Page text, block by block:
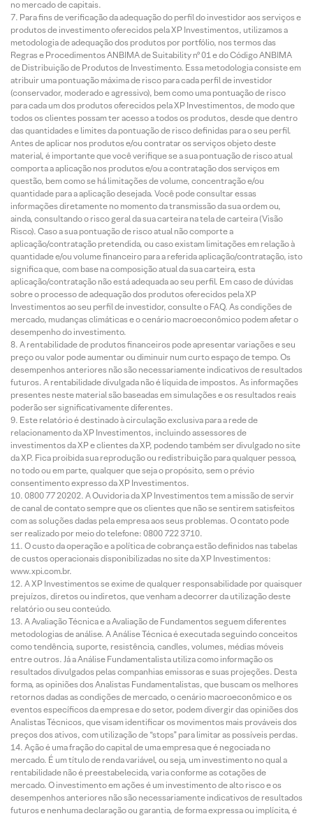
no mercado de capitais.
Para fins de verificação da adequação do perfil do investidor aos serviços e
produtos de investimento oferecidos pela XP Investimentos, utilizamos a
metodologia de adequação dos produtos por portfólio, nos termos das
Regras e Procedimentos ANBIMA de Suitability nº 01 e do Código ANBIMA
de Distribuição de Produtos de Investimento. Essa metodologia consiste em
atribuir uma pontuação máxima de risco para cada perfil de investidor
(conservador, moderado e agressivo), bem como uma pontuação de risco
para cada um dos produtos oferecidos pela XP Investimentos, de modo que
todos os clientes possam ter acesso a todos os produtos, desde que dentro
das quantidades e limites da pontuação de risco definidas para o seu perfil.
Antes de aplicar nos produtos e/ou contratar os serviços objeto deste
material, é importante que você verifique se a sua pontuação de risco atual
comporta a aplicação nos produtos e/ou a contratação dos serviços em
questão, bem como se há limitações de volume, concentração e/ou
quantidade para a aplicação desejada. Você pode consultar essas
informações diretamente no momento da transmissão da sua ordem ou,
ainda, consultando o risco geral da sua carteira na tela de carteira (Visão
Risco). Caso a sua pontuação de risco atual não comporte a
aplicação/contratação pretendida, ou caso existam limitações em relação à
quantidade e/ou volume financeiro para a referida aplicação/contratação, isto
significa que, com base na composição atual da sua carteira, esta
aplicação/contratação não está adequada ao seu perfil. Em caso de dúvidas
sobre o processo de adequação dos produtos oferecidos pela XP
Investimentos ao seu perfil de investidor, consulte o FAQ. As condições de
mercado, mudanças climáticas e o cenário macroeconômico podem afetar o
desempenho do investimento.
A rentabilidade de produtos financeiros pode apresentar variações e seu
preço ou valor pode aumentar ou diminuir num curto espaço de tempo. Os
desempenhos anteriores não são necessariamente indicativos de resultados
futuros. A rentabilidade divulgada não é líquida de impostos. As informações
presentes neste material são baseadas em simulações e os resultados reais
poderão ser significativamente diferentes.
Este relatório é destinado à circulação exclusiva para a rede de
relacionamento da XP Investimentos, incluindo assessores de
investimentos da XP e clientes da XP, podendo também ser divulgado no site
da XP. Fica proibida sua reprodução ou redistribuição para qualquer pessoa,
no todo ou em parte, qualquer que seja o propósito, sem o prévio
consentimento expresso da XP Investimentos.
0800 77 20202. A Ouvidoria da XP Investimentos tem a missão de servir
de canal de contato sempre que os clientes que não se sentirem satisfeitos
com as soluções dadas pela empresa aos seus problemas. O contato pode
ser realizado por meio do telefone: 0800 722 3710.
O custo da operação e a política de cobrança estão definidos nas tabelas
de custos operacionais disponibilizadas no site da XP Investimentos:
www.xpi.com.br.
A XP Investimentos se exime de qualquer responsabilidade por quaisquer
prejuízos, diretos ou indiretos, que venham a decorrer da utilização deste
relatório ou seu conteúdo.
A Avaliação Técnica e a Avaliação de Fundamentos seguem diferentes
metodologias de análise. A Análise Técnica é executada seguindo conceitos
como tendência, suporte, resistência, candles, volumes, médias móveis
entre outros. Já a Análise Fundamentalista utiliza como informação os
resultados divulgados pelas companhias emissoras e suas projeções. Desta
forma, as opiniões dos Analistas Fundamentalistas, que buscam os melhores
retornos dadas as condições de mercado, o cenário macroeconômico e os
eventos específicos da empresa e do setor, podem divergir das opiniões dos
Analistas Técnicos, que visam identificar os movimentos mais prováveis dos
preços dos ativos, com utilização de “stops” para limitar as possíveis perdas.
Ação é uma fração do capital de uma empresa que é negociada no
mercado. É um título de renda variável, ou seja, um investimento no qual a
rentabilidade não é preestabelecida, varia conforme as cotações de
mercado. O investimento em ações é um investimento de alto risco e os
desempenhos anteriores não são necessariamente indicativos de resultados
futuros e nenhuma declaração ou garantia, de forma expressa ou implícita, é